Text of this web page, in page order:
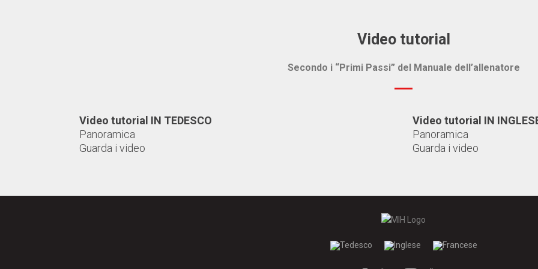
Video tutorial
Secondo i “Primi Passi” del Manuale dell’allenatore
Video tutorial IN TEDESCO
Panoramica
Guarda i video
Video tutorial IN
Panoramica
Guarda i video